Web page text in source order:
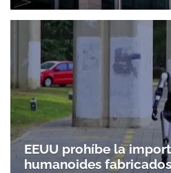
EEUU prohíbe la
humanoides